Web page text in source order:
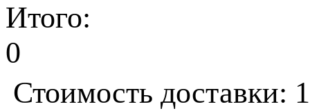
Итого:
0
Стоимость